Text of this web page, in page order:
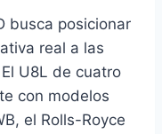
busca posicionar
real a las
U8L de cuatro
con modelos
el Rolls-Royce